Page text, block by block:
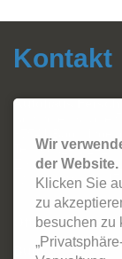
Kontakt
Autohaus Fersch
Tel.:08324 - 2420
Email:
WhatsApp: +49
Öffnungszeiten:
Büro
Wir
der Website.
Klicken Sie
zu
besuchen zu